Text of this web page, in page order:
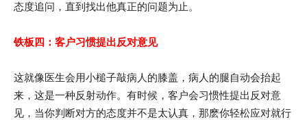
态度追问，直到找出他真正的问题为止。
铁板四：客户习惯提出反对意见
这就像医生会用小槌子敲病人的膝盖，病人的腿自动会抬起
来，这是一种反射动作。有时候，客户会习惯性提出反对意
见，当你判断对方的态度并不是太认真，那麽你轻松应对就行